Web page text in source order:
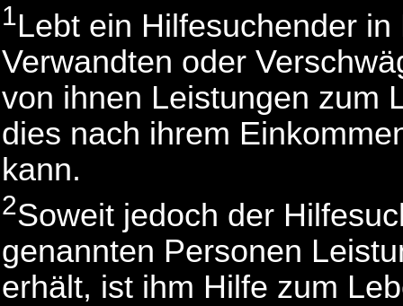
1Lebt ein Hilfesuchender
Verwandten oder
von ihnen Leistungen zum
dies nach ihrem
kann.
2Soweit jedoch der
genannten Personen
erhält, ist ihm Hilfe zum